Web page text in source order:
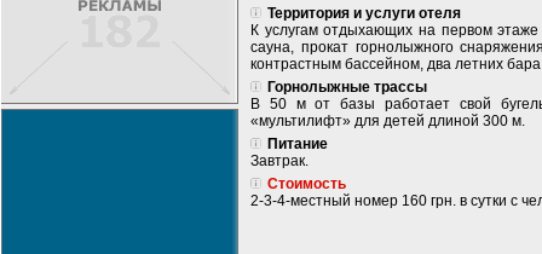
Территория и услуги отеля
К услугам отдыхающих на первом
сауна, прокат горнолыжного
контрастным бассейном, два летних
Горнолыжные трассы
В 50 м от базы работает свой
«мультилифт» для детей длиной 300 м.
Питание
Завтрак.
Стоимость
2-3-4-местный номер 160 грн. в сутки с